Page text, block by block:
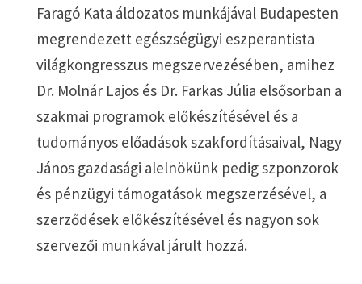
Faragó Kata áldozatos munkájával Budapesten
megrendezett egészségügyi eszperantista
világkongresszus megszervezésében, amihez
Dr. Molnár Lajos és Dr. Farkas Júlia elsősorban a
szakmai programok előkészítésével és a
tudományos előadások szakfordításaival, Nagy
János gazdasági alelnökünk pedig szponzorok
és pénzügyi támogatások megszerzésével, a
szerződések előkészítésével és nagyon sok
szervezői munkával járult hozzá.